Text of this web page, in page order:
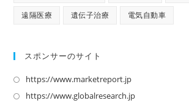
遠隔医療 遺伝子治療 電気自動車
スポンサーのサイト
https://www.marketreport.jp新
し
https://www.globalresearch.jp新